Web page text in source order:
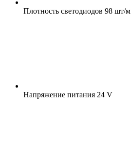
Плотность светодиодов 98 шт/м
Напряжение питания 24 V